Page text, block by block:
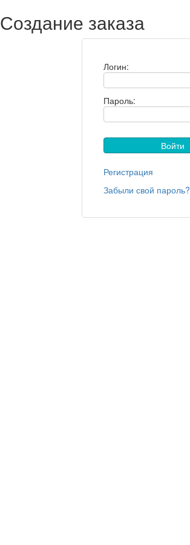
Создание заказа
Логин:
Пароль:
Регистрация
Забыли свой пароль?